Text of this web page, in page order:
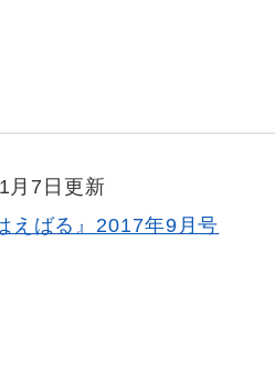
月7日更新
えばる』2017年9月号